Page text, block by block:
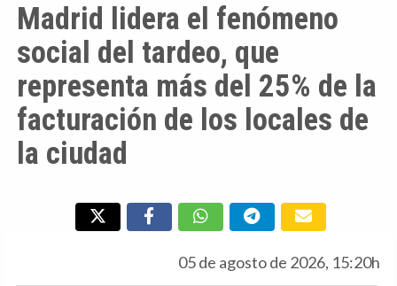
Madrid lidera el fenómeno
social del tardeo, que
representa más del 25% de la
facturación de los locales de
la ciudad
05 de agosto de 2026, 15:20h